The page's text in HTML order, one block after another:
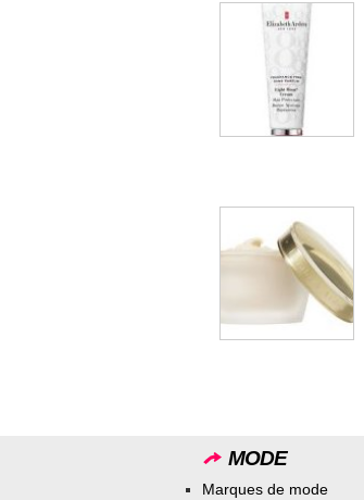
MODE
Marques de mode